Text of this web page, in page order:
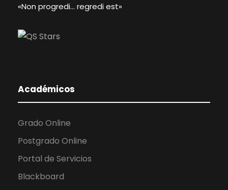
«Non progredi… regredi est»
Académicos
Grado Online
Postgrado Online
Portal de Servicios
Blackboard